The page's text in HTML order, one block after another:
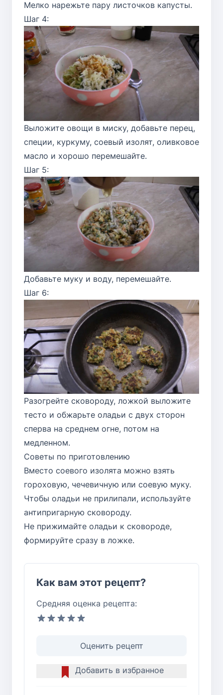
Мелко нарежьте пару листочков капусты.
Шаг 4:
Выложите овощи в миску, добавьте перец,
специи, куркуму, соевый изолят, оливковое
масло и хорошо перемешайте.
Шаг 5:
Добавьте муку и воду, перемешайте.
Шаг 6:
Разогрейте сковороду, ложкой выложите
тесто и обжарьте оладьи с двух сторон
сперва на среднем огне, потом на
медленном.
Советы по приготовлению
Вместо соевого изолята можно взять
гороховую, чечевичную или соевую муку.
Чтобы оладьи не прилипали, используйте
антипригарную сковороду.
Не прижимайте оладьи к сковороде,
формируйте сразу в ложке.
Как вам этот рецепт?
Средняя оценка рецепта:
Оценить рецепт
Добавить в избранное